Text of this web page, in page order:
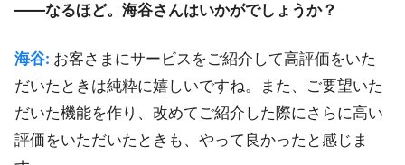
――なるほど。海谷さんはいかがでしょうか？
海谷: お客さまにサービスをご紹介して高評価をいた
だいたときは純粋に嬉しいですね。また、ご要望いた
だいた機能を作り、改めてご紹介した際にさらに高い
評価をいただいたときも、やって良かったと感じま